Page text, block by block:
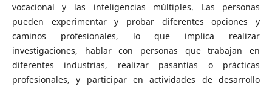
vocacional y las inteligencias múltiples. Las personas
pueden experimentar y probar diferentes opciones y
caminos profesionales, lo que implica realizar
investigaciones, hablar con personas que trabajan en
diferentes industrias, realizar pasantías o prácticas
profesionales, y participar en actividades de desarrollo